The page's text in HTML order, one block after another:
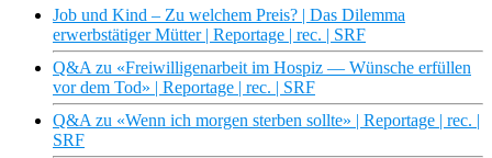
Job und Kind – Zu welchem Preis? | Das Dilemma
erwerbstätiger Mütter | Reportage | rec. | SRF
Q&A zu «Freiwilligenarbeit im Hospiz — Wünsche erfüllen
vor dem Tod» | Reportage | rec. | SRF
Q&A zu «Wenn ich morgen sterben sollte» | Reportage | rec. |
SRF